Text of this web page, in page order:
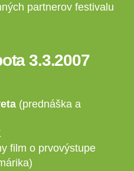
partnerov festivalu
3.3.2007
(prednáška a
film o prvovýstupe